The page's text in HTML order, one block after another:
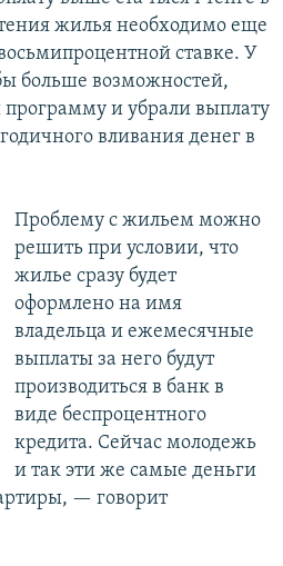
жилья необходимо еще
ставке. У
больше возможностей,
и убрали выплату
вливания денег в
Проблему с жильем можно
решить при условии, что
жилье сразу будет
оформлено на имя
владельца и ежемесячные
выплаты за него будут
производиться в банк в
виде беспроцентного
кредита. Сейчас молодежь
и так эти же самые деньги
— говорит